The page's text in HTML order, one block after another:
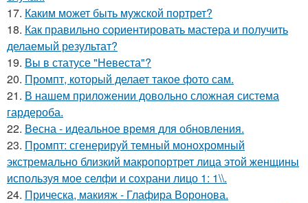
17. Каким может быть мужской портрет?
18. Как правильно сориентировать мастера и получить
делаемый результат?
19. Вы в статусе "Невеста"?
20. Промпт, который делает такое фото сам.
21. В нашем приложении довольно сложная система
гардероба.
22. Весна - идеальное время для обновления.
23. Промпт: сгенерируй темный монохромный
экстремально близкий макропортрет лица этой женщины
используя мое селфи и сохрани лицо 1: 1\\.
24. Прическа, макияж - Глафира Воронова.